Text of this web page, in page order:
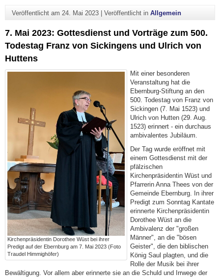
Veröffentlicht am 24. Mai 2023| Veröffentlicht in Allgemein
7. Mai 2023: Gottesdienst und Vorträge zum 500.
Todestag Franz von Sickingens und Ulrich von
Huttens
Kirchenpräsidentin Dorothee Wüst bei ihrer
Predigt auf der Ebernburg am 7. Mai 2023 (Foto
Traudel Himmighöfer)
Mit einer besonderen
Veranstaltung hat die
Ebernburg-Stiftung an den
500. Todestag von Franz von
Sickingen (7. Mai 1523) und
Ulrich von Hutten (29. Aug.
1523) erinnert - ein durchaus
ambivalentes Jubiläum.
Der Tag wurde eröffnet mit
einem Gottesdienst mit der
pfälzischen
Kirchenpräsidentin Wüst und
Pfarrerin Anna Thees von der
Gemeinde Ebernburg. In ihrer
Predigt zum Sonntag Kantate
erinnerte Kirchenpräsidentin
Dorothee Wüst an die
Ambivalenz der "großen
Männer", an die "bösen
Geister", die den biblischen
König Saul plagten, und die
Rolle der Musik bei ihrer
Bewältigung. Vor allem aber erinnerte sie an die Schuld und Irrwege der